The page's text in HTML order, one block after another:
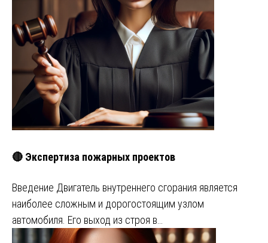
🔴 Экспертиза пожарных проектов
Введение Двигатель внутреннего сгорания является
наиболее сложным и дорогостоящим узлом
автомобиля. Его выход из строя в…